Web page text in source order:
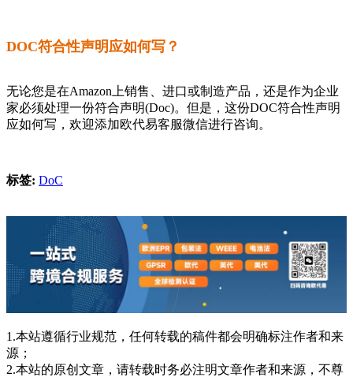
DOC符合性声明应如何写？
无论您是在Amazon上销售、进口或制造产品，还是作为企业
家必须处理一份符合声明(Doc)。但是，这份DOC符合性声明
应如何写，欢迎添加欧代易客服微信进行咨询。
标签: DoC
1.本站遵循行业规范，任何转载的稿件都会明确标注作者和来
源；
2.本站的原创文章，请转载时务必注明文章作者和来源，不尊